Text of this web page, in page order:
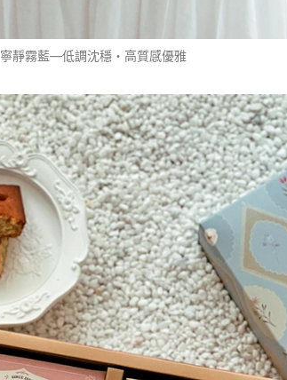
寧靜霧藍—低調沈穩・高質感優雅